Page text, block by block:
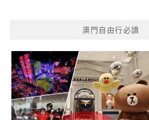
澳門自由行必讀